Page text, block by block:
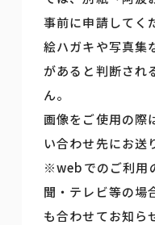
事前に申請してく
絵ハガキや写真集
があると判断され
ん。
画像をご使用の際
い合わせ先にお送
※webでのご利用
聞・テレビ等の場
も合わせてお知ら